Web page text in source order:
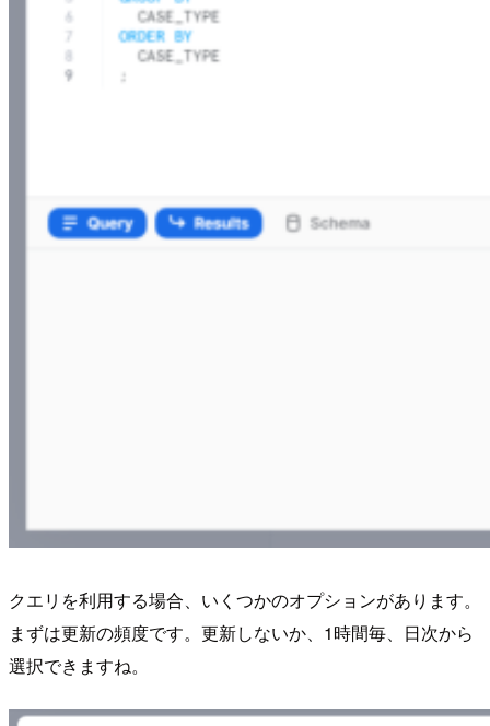
クエリを利用する場合、いくつかのオプションがあります。
まずは更新の頻度です。更新しないか、1時間毎、日次から
選択できますね。